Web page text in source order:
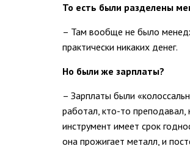
То есть были разделены
– Там вообще не было
практически никаких денег.
Но были же зарплаты?
– Зарплаты были
работал, кто-то
инструмент имеет срок
она прожигает металл, и